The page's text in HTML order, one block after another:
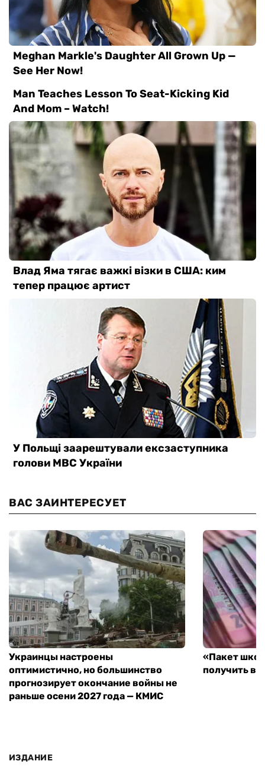
ВАС ЗАИНТЕРЕСУЕТ
Украинцы настроены
оптимистично, но большинство
прогнозирует окончание войны не
раньше осени 2027 года — КМИС
«Пакет
получить
ИЗДАНИЕ